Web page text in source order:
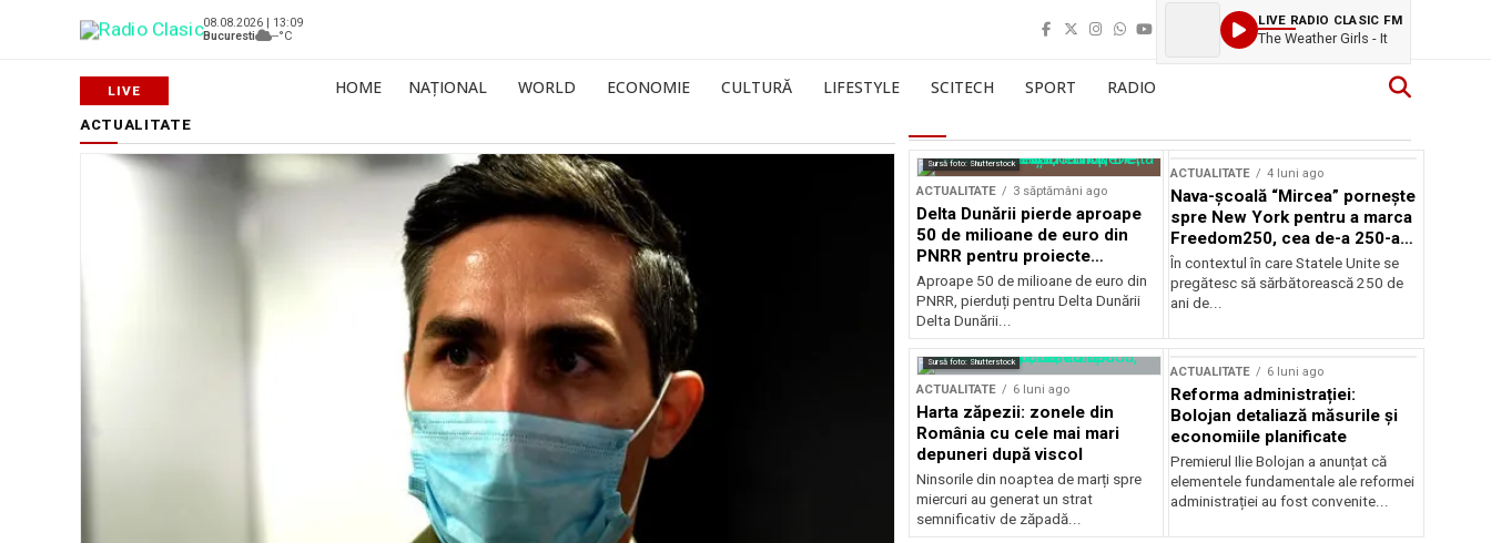
08.08.2026 | 13:09
Bucuresti
--°C
LIVE RADIO CLASIC FM
The Weather Girls - It
HOME NAȚIONAL WORLD ECONOMIE CULTURĂ LIFESTYLE SCITECH SPORT RADIO
ACTUALITATE
Sursă foto: Shutterstock
ACTUALITATE 3 săptămâni ago
Delta Dunării pierde aproape
50 de milioane de euro din
PNRR pentru proiecte
esențiale
Aproape 50 de milioane de euro din
PNRR, pierduți pentru Delta Dunării
Delta Dunării...
ACTUALITATE 4 luni ago
Nava-școală “Mircea” pornește
spre New York pentru a marca
Freedom250, cea de-a 250-a
aniversare a Statelor Unite
În contextul în care Statele Unite se
pregătesc să sărbătorească 250 de
ani de...
Sursă foto: Shutterstock
ACTUALITATE 6 luni ago
Harta zăpezii: zonele din
România cu cele mai mari
depuneri după viscol
Ninsorile din noaptea de marți spre
miercuri au generat un strat
semnificativ de zăpadă...
ACTUALITATE 6 luni ago
Reforma administrației:
Bolojan detaliază măsurile și
economiile planificate
Premierul Ilie Bolojan a anunțat că
elementele fundamentale ale reformei
administrației au fost convenite...